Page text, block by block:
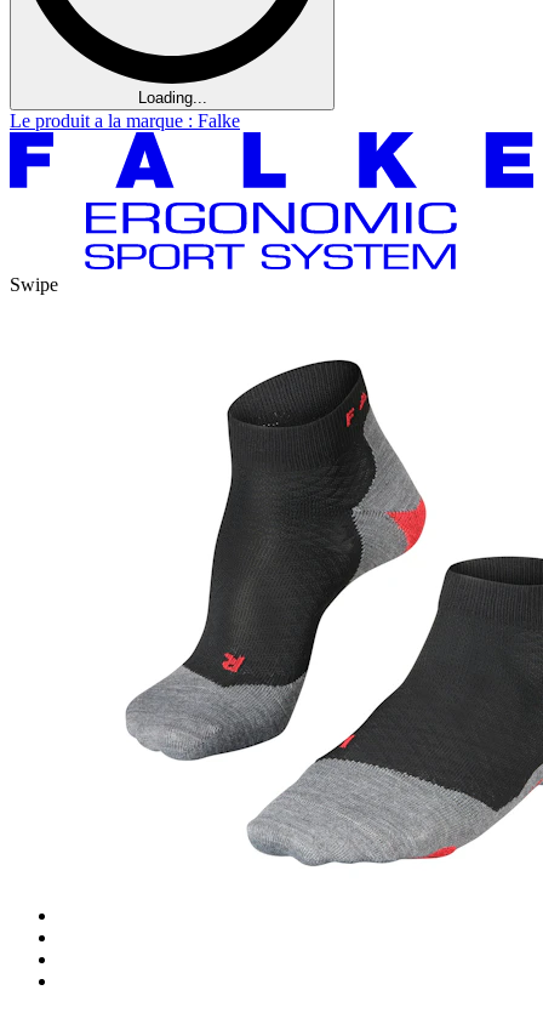
Loading...
Le produit a la marque : Falke
Swipe